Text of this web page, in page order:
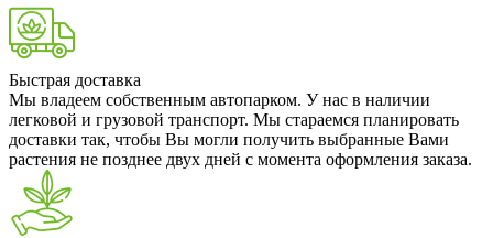
Быстрая доставка
Мы владеем собственным автопарком. У нас в наличии
легковой и грузовой транспорт. Мы стараемся планировать
доставки так, чтобы Вы могли получить выбранные Вами
растения не позднее двух дней с момента оформления заказа.